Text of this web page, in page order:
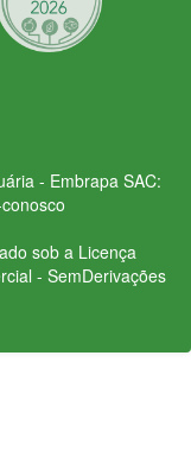
- Embrapa SAC:
sob a Licença
- SemDerivações